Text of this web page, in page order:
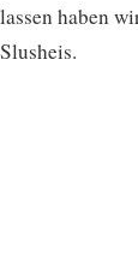
lassen haben
Slusheis.